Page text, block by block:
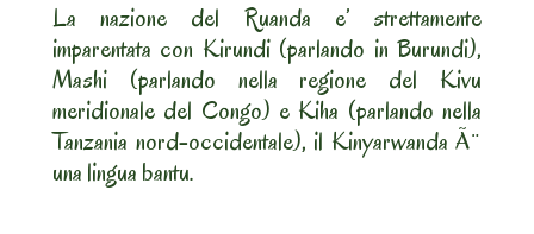
La nazione del Ruanda e’ strettamente
imparentata con Kirundi (parlando in Burundi),
Mashi (parlando nella regione del Kivu
meridionale del Congo) e Kiha (parlando nella
Tanzania nord-occidentale), il Kinyarwanda Ã¨
una lingua bantu.